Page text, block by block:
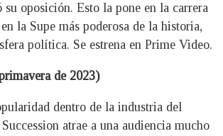
su oposición. Esto la pone en la carrera
la Supe más poderosa de la historia,
política. Se estrena en Prime Video.
de 2023)
dentro de la industria del
atrae a una audiencia mucho